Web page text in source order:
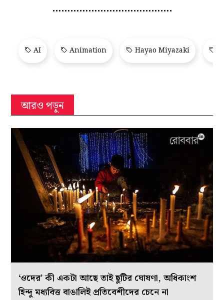
………………………………….
AI Animation Hayao Miyazaki
আরও পড়ুন
‘ওদের’ কী একটা আছে তাই ছুটির ঘোষণা, অধিকাংশ
হিন্দু মধ্যবিত্ত বাঙালিই প্রতিবেশীদের চেনে না